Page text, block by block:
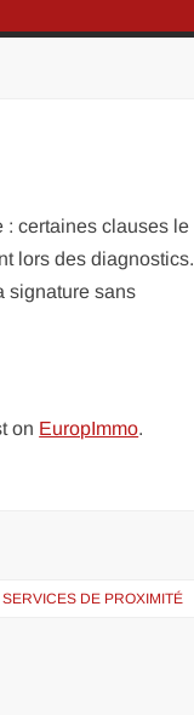
: certaines clauses le
lors des diagnostics.
signature sans
on EuropImmo.
DE PROXIMITÉ